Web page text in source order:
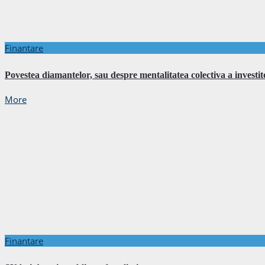
Finantare
Povestea diamantelor, sau despre mentalitatea colectiva a
More
Finantare